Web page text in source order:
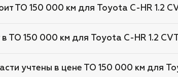
ТО 150 000 км для Toyota C-HR 1.2
в ТО 150 000 км для Toyota C-HR 1.2
учтены в цене ТО 150 000 км для